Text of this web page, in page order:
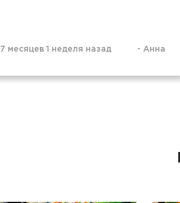
7 месяцев 1 неделя назад - Анна